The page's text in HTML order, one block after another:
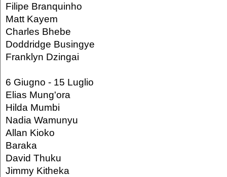
Filipe Branquinho
Matt Kayem
Charles Bhebe
Doddridge Busingye
Franklyn Dzingai
6 Giugno - 15 Luglio
Elias Mung'ora
Hilda Mumbi
Nadia Wamunyu
Allan Kioko
Baraka
David Thuku
Jimmy Kitheka